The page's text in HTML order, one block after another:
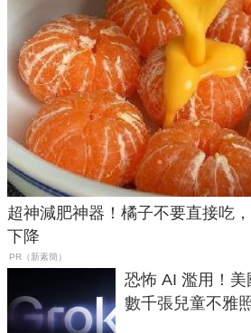
超神減肥神器！橘子不要直接吃
下降
PR（新素簡）
恐怖 AI 濫用！
數千張兒童不雅